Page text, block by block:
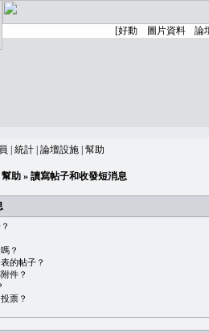
統計 論壇設施 幫助
幫助 » 讀寫帖子和收發短消息
？
的帖子？
件？
票？